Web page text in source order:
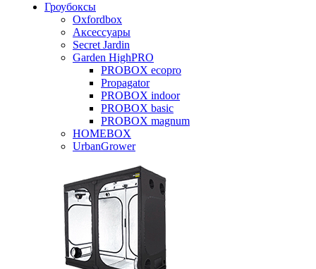
Гроубоксы
Oxfordbox
Аксессуары
Secret Jardin
Garden HighPRO
PROBOX ecopro
Propagator
PROBOX indoor
PROBOX basic
PROBOX magnum
HOMEBOX
UrbanGrower